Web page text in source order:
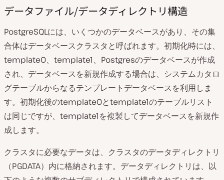
データファイル/データディレクトリ構造
PostgreSQLには、いくつかのデータベースがあり、その集
合体はデータベースクラスタと呼ばれます。初期化時には、
template0、template1、Postgresのデータベースが作成
され、データベースを新規作成する場合は、システムカタロ
グテーブルからなるテンプレートデータベースを利用しま
す。初期化後のtemplate0とtemplate1のテーブルリスト
は同じですが、template1を複製してデータベースを新規作
成します。
クラスタに必要なデータは、クラスタのデータディレクトリ
（PGDATA）内に格納されます。データディレクトリは、以